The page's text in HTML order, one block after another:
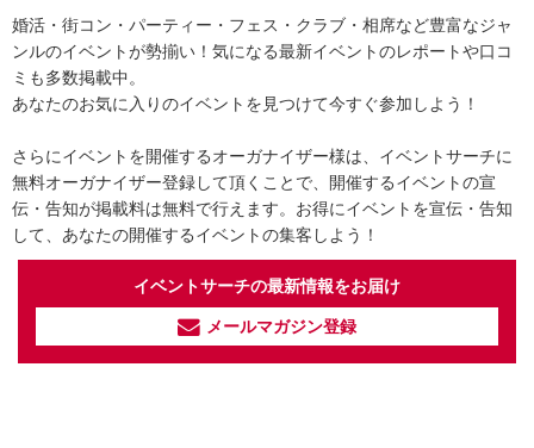
婚活・街コン・パーティー・フェス・クラブ・相席など豊富なジャ
ンルのイベントが勢揃い！気になる最新イベントのレポートや口コ
ミも多数掲載中。
あなたのお気に入りのイベントを見つけて今すぐ参加しよう！
さらにイベントを開催するオーガナイザー様は、イベントサーチに
無料オーガナイザー登録して頂くことで、開催するイベントの宣
伝・告知が掲載料は無料で行えます。お得にイベントを宣伝・告知
して、あなたの開催するイベントの集客しよう！
イベントサーチの最新情報をお届け
メールマガジン登録